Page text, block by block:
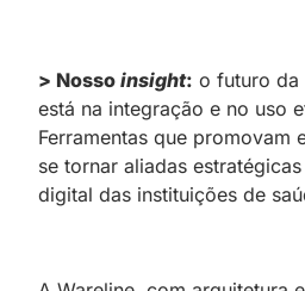
> Nosso insight: o futuro da
está na integração e no uso
Ferramentas que promovam
se tornar aliadas
digital das instituições de